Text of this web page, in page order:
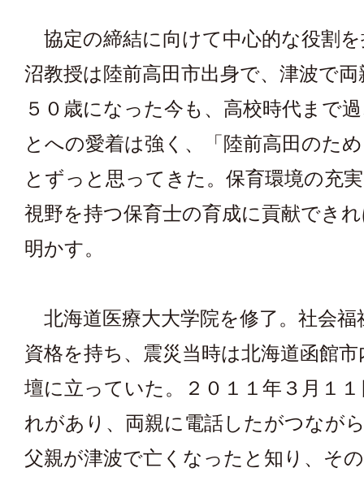
協定の締結に向けて中心的な役割
沼教授は陸前高田市出身で、津波で
５０歳になった今も、高校時代まで
とへの愛着は強く、「陸前高田のた
とずっと思ってきた。保育環境の充
視野を持つ保育士の育成に貢献でき
明かす。
北海道医療大大学院を修了。社会福
資格を持ち、震災当時は北海道函館
壇に立っていた。２０１１年３月１
れがあり、両親に電話したがつなが
父親が津波で亡くなったと知り、そ